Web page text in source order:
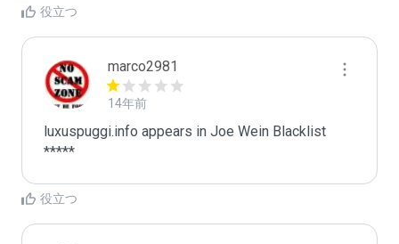
役立つ
marco2981
14年前
luxuspuggi.info appears in Joe Wein Blacklist
*****
役立つ